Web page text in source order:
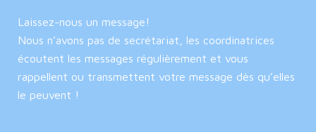
Laissez-nous un message!
Nous n’avons pas de secrétariat, les coordinatrices
écoutent les messages régulièrement et vous
rappellent ou transmettent votre message dès qu’elles
le peuvent !